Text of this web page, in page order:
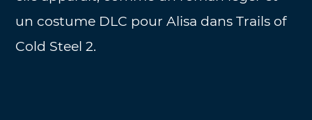
un costume DLC pour Alisa dans Trails of
Cold Steel 2.